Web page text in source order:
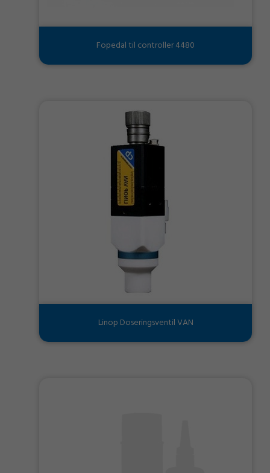
Fopedal til controller 4480
Linop Doseringsventil VAN